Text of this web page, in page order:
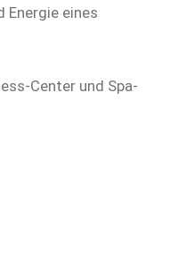
Energie eines
Center und Spa-